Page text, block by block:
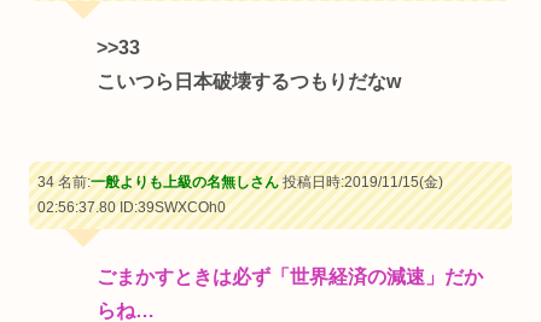
>>33
こいつら日本破壊するつもりだなw
34 名前:一般よりも上級の名無しさん投稿日時:2019/11/15(金)
02:56:37.80ID:39SWXCOh0
ごまかすときは必ず「世界経済の減速」だか
らね…